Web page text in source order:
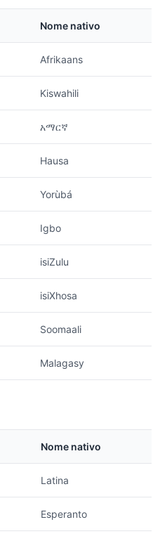
Nome nativo
Afrikaans
Kiswahili
አማርኛ
Hausa
Yorùbá
Igbo
isiZulu
isiXhosa
Soomaali
Malagasy
Nome nativo
Latina
Esperanto